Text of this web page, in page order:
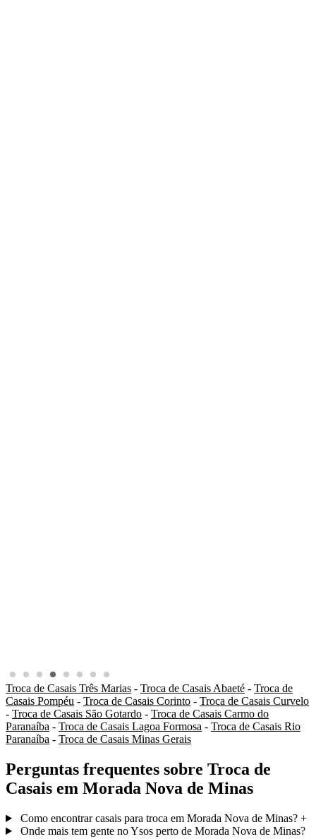
Troca de Casais Três Marias - Troca de Casais Abaeté - Troca de
Casais Pompéu - Troca de Casais Corinto - Troca de Casais Curvelo
- Troca de Casais São Gotardo - Troca de Casais Carmo do
Paranaíba - Troca de Casais Lagoa Formosa - Troca de Casais Rio
Paranaíba - Troca de Casais Minas Gerais
Perguntas frequentes sobre Troca de
Casais em Morada Nova de Minas
Como encontrar casais para troca em Morada Nova de Minas? +
Onde mais tem gente no Ysos perto de Morada Nova de Minas?